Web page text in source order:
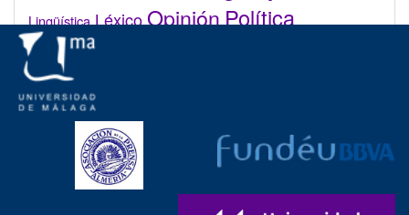
Lingüística LéxicoOpiniónPolítica
lingüística
Valenciano
Administrar